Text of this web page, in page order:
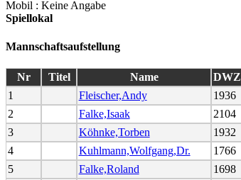
Mobil : Keine Angabe
Spiellokal
Mannschaftsaufstellung
Nr Titel Name DWZ
1
Fleischer,Andy 1936
2
Falke,Isaak 2104
3
Köhnke,Torben 1932
4
Kuhlmann,Wolfgang,Dr. 1766
5
Falke,Roland 1698